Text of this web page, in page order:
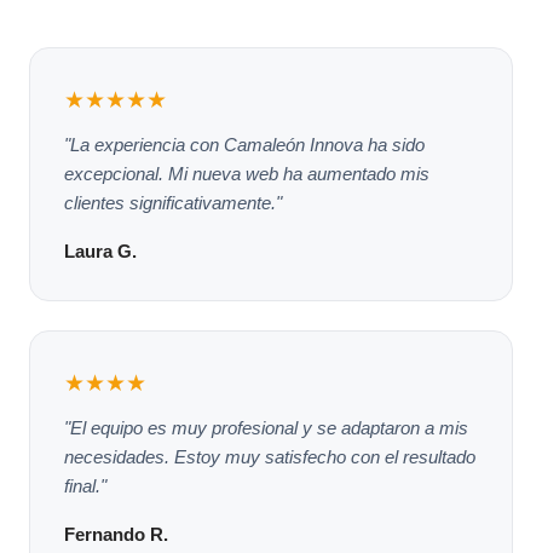
★★★★★
"La experiencia con Camaleón Innova ha sido
excepcional. Mi nueva web ha aumentado mis
clientes significativamente."
Laura G.
★★★★
"El equipo es muy profesional y se adaptaron a mis
necesidades. Estoy muy satisfecho con el resultado
final."
Fernando R.